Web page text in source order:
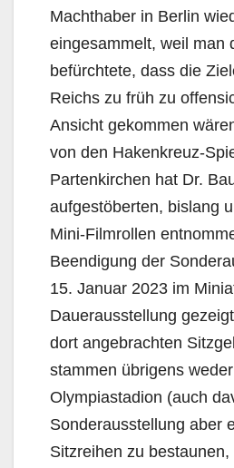
Machthaber in Berlin
eingesammelt, weil man
befürchtete, dass die
Reichs zu früh zu
Ansicht gekommen
von den Hakenkreuz-
Partenkirchen hat Dr.
aufgestöberten, bislang
Mini-Filmrollen
Beendigung der
15. Januar 2023 im
Dauerausstellung
dort angebrachten
stammen übrigens
Olympiastadion (auch
Sonderausstellung aber
Sitzreihen zu